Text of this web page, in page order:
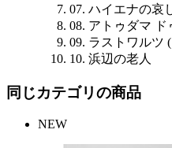
07. ハイエナの哀
08. アトゥダマ ド
09. ラストワルツ
10. 浜辺の老人
同じカテゴリの商品
NEW